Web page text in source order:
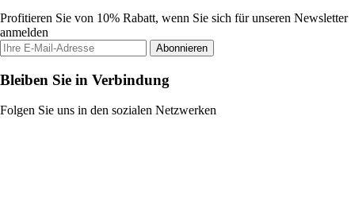
Profitieren Sie von 10% Rabatt, wenn Sie sich für unseren Newsletter
anmelden
Abonnieren
Bleiben Sie in Verbindung
Folgen Sie uns in den sozialen Netzwerken